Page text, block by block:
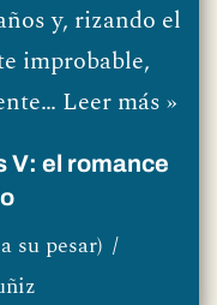
y, rizando el
improbable,
Leer más »
V: el romance
su pesar)